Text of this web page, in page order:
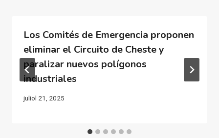
Los Comités de Emergencia proponen
eliminar el Circuito de Cheste y
paralizar nuevos polígonos
industriales
juliol 21, 2025